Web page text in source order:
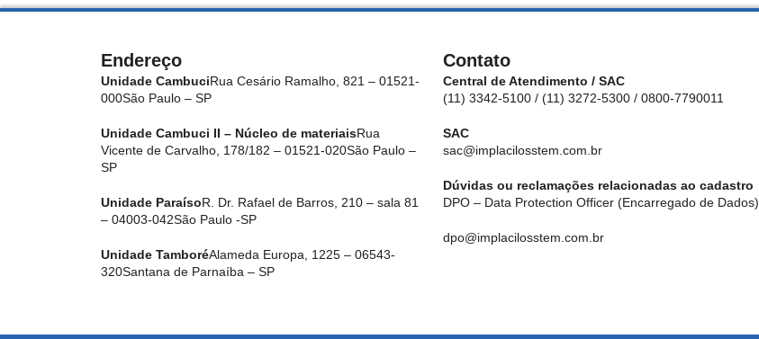
Endereço
Unidade CambuciRua Cesário Ramalho, 821 – 01521-
000São Paulo – SP
Unidade Cambuci II – Núcleo de materiaisRua
Vicente de Carvalho, 178/182 – 01521-020São Paulo –
SP
Unidade ParaísoR. Dr. Rafael de Barros, 210 – sala 81
– 04003-042São Paulo -SP
Unidade TamboréAlameda Europa, 1225 – 06543-
320Santana de Parnaíba – SP
Contato
Central de Atendimento / SAC
(11) 3342-5100 / (11) 3272-5300 / 0800-7790011
SAC
sac@implacilosstem.com.br
Dúvidas ou reclamações relacionadas ao cadastro
DPO – Data Protection Officer (Encarregado de Dados)
dpo@implacilosstem.com.br